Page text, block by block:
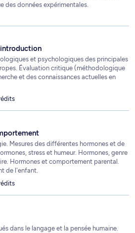
données expérimentales.
et psychologiques des principales
Évaluation critique (méthodologique
et des connaissances actuelles en
Mesures des différentes hormones et de
stress et humeur. Hormones, genre
Hormones et comportement parental.
de l'enfant.
dans le langage et la pensée humaine.